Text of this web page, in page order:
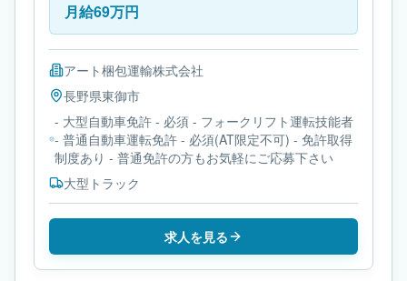
月給69万円
アート梱包運輸株式会社
長野県東御市
- 大型自動車免許 - 必須 - フォークリフト運転技能者
- 普通自動車運転免許 - 必須(AT限定不可) - 免許取得
制度あり - 普通免許の方もお気軽にご応募下さい
大型トラック
求人を見る